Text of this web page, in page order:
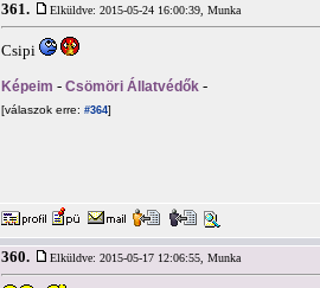
361. Elküldve: 2015-05-24 16:00:39, Munka
Csipi
Képeim - Csömöri Állatvédők -
[válaszok erre: #364]
360. Elküldve: 2015-05-17 12:06:55, Munka